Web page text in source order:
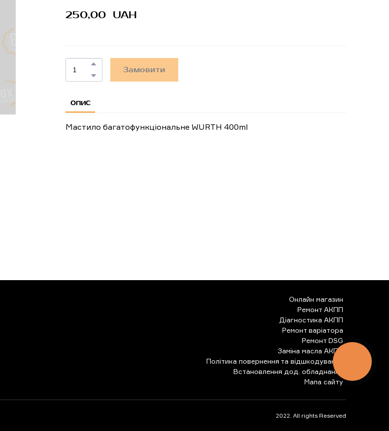
250,00  UAH
Замовити
ОПИС
Мастило багатофункціональне WURTH 400ml
Онлайн магазин
Ремонт АКПП
Діагностика АКПП
Ремонт варіатора
Ремонт DSG
Заміна масла АКПП
Політика повернення та відшкодування
Встановлення дод. обладнання
Мапа сайту
2022. All rights Reserved